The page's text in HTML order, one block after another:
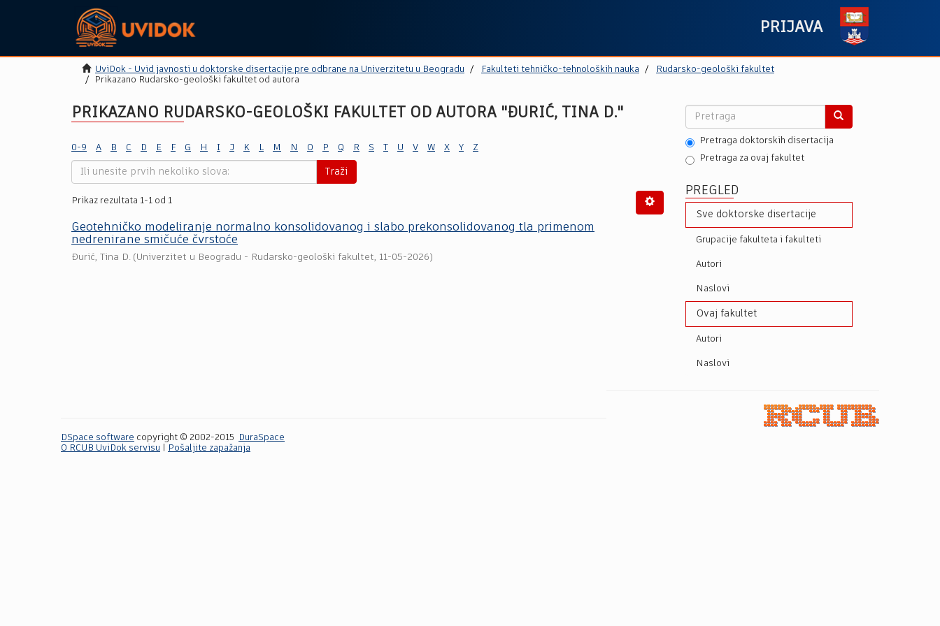
PRIJAVA
UviDok - Uvid javnosti u doktorske disertacije pre odbrane na Univerzitetu u Beogradu Fakulteti tehničko-tehnoloških nauka
Rudarsko-geološki fakultet
Prikazano Rudarsko-geološki fakultet od autora
PRIKAZANO RUDARSKO-GEOLOŠKI FAKULTET OD AUTORA "ĐURIĆ, TINA D."
0-9 A B C D E F G H I J K L M N O P Q R S T U V W X Y Z
Traži
Prikaz rezultata 1-1 od 1
Geotehničko modeliranje normalno konsolidovanog i slabo prekonsolidovanog tla primenom
nedrenirane smičuće čvrstoće
Đurić, Tina D. (Univerzitet u Beogradu - Rudarsko-geološki fakultet, 11-05-2026)
Pretraga doktorskih disertacija
Pretraga za ovaj fakultet
PREGLED
Sve doktorske disertacije
Grupacije fakulteta i fakulteti
Autori
Naslovi
Ovaj fakultet
Autori
Naslovi
DSpace software copyright © 2002-2015
DuraSpace
O RCUB UviDok servisu
Pošaljite zapažanja